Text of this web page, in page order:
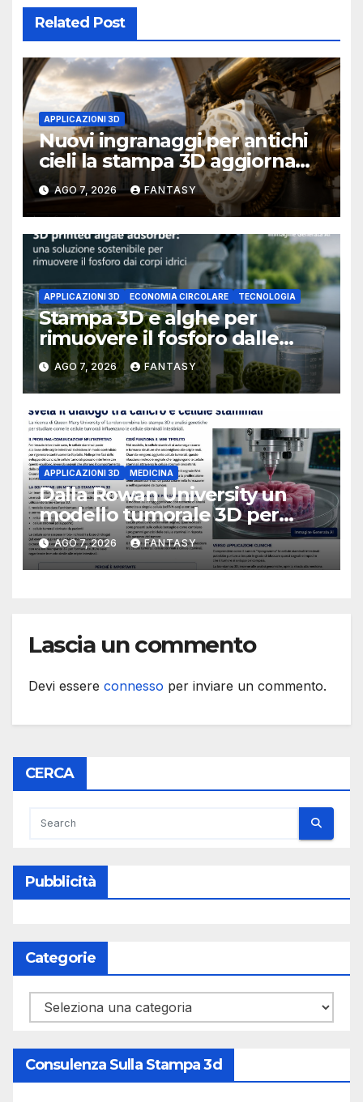
Related Post
APPLICAZIONI 3D
Nuovi ingranaggi per antichi
cieli la stampa 3D aggiorna
un osservatorio del 1930 della
University of Arkansas at
Little Rock
AGO 7, 2026 FANTASY
APPLICAZIONI 3D ECONOMIA CIRCOLARE TECNOLOGIA
Stampa 3D e alghe per
rimuovere il fosforo dalle
acque il progetto della
Florida Atlantic University
AGO 7, 2026 FANTASY
APPLICAZIONI 3D MEDICINA
Dalla Rowan University un
modello tumorale 3D per
studiare il dialogo tra cancro
e cellule staminali
AGO 7, 2026 FANTASY
Lascia un commento
Devi essere connesso per inviare un commento.
CERCA
Pubblicità
Categorie
Categorie
Consulenza Sulla Stampa 3d